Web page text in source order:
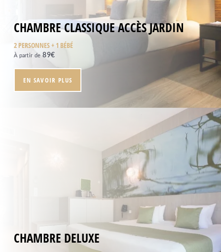
CHAMBRE CLASSIQUE ACCÈS JARDIN
2 PERSONNES + 1 BÉBÉ
À partir de 89€
EN SAVOIR PLUS
CHAMBRE DELUXE